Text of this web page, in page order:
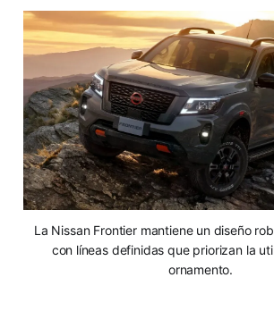
La Nissan Frontier mantiene un diseño
con líneas definidas que priorizan la
ornamento.